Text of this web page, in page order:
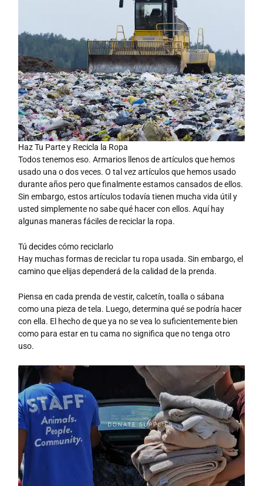
Haz Tu Parte y Recicla la Ropa
Todos tenemos eso. Armarios llenos de artículos que hemos
usado una o dos veces. O tal vez artículos que hemos usado
durante años pero que finalmente estamos cansados de ellos.
Sin embargo, estos artículos todavía tienen mucha vida útil y
usted simplemente no sabe qué hacer con ellos. Aquí hay
algunas maneras fáciles de reciclar la ropa.
Tú decides cómo reciclarlo
Hay muchas formas de reciclar tu ropa usada. Sin embargo, el
camino que elijas dependerá de la calidad de la prenda.
Piensa en cada prenda de vestir, calcetín, toalla o sábana
como una pieza de tela. Luego, determina qué se podría hacer
con ella. El hecho de que ya no se vea lo suficientemente bien
como para estar en tu cama no significa que no tenga otro
uso.